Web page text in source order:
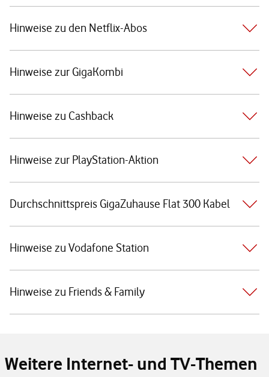
Hinweise zu den Netflix-Abos
Hinweise zur GigaKombi
Hinweise zu Cashback
Hinweise zur PlayStation-Aktion
Durchschnittspreis GigaZuhause Flat 300 Kabel
Hinweise zu Vodafone Station
Hinweise zu Friends & Family
Weitere Internet- und TV-Themen